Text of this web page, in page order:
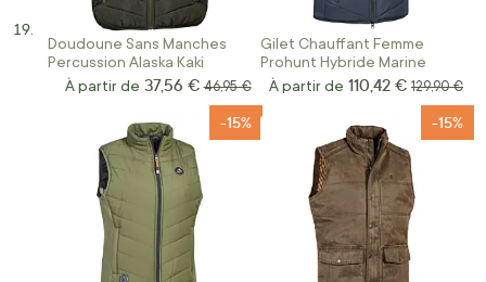
Doudoune Sans Manches
Percussion Alaska Kaki
À partir de 37,56 € Prix normal
46,95 €
Gilet Chauffant Femme
Prohunt Hybride Marine
À partir de 110,42 € Prix normal
129,90 €
-15% -15%